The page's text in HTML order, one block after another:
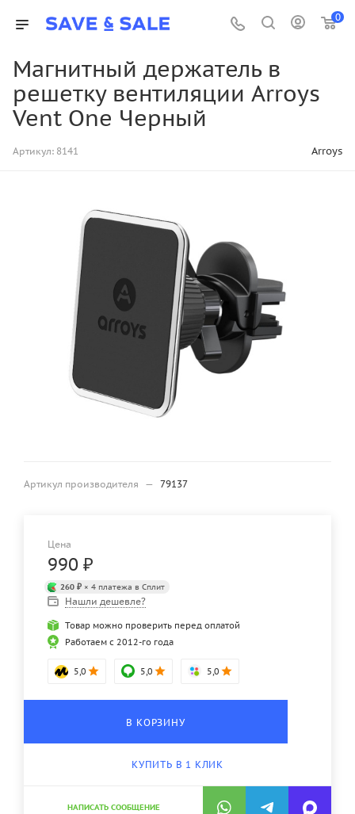
0
Магнитный держатель в
решетку вентиляции Arroys
Vent One Черный
Артикул: 8141 Arroys
Артикул производителя — 79137
Цена
990 ₽
260 ₽ × 4 платежа в Сплит
Нашли дешевле?
Товар можно проверить перед оплатой
Работаем с 2012-го года
5,0 5,0 5,0
В КОРЗИНУ
КУПИТЬ В 1 КЛИК
НАПИСАТЬ СООБЩЕНИЕ